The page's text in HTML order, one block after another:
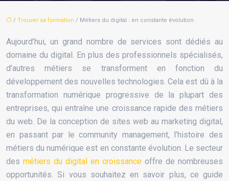
/ Trouver sa formation / Métiers du digital : en constante évolution
Aujourd’hui, un grand nombre de services sont dédiés au
domaine du digital. En plus des professionnels spécialisés,
d’autres métiers se transforment en fonction du
développement des nouvelles technologies. Cela est dû à la
transformation numérique progressive de la plupart des
entreprises, qui entraîne une croissance rapide des métiers
du web. De la conception de sites web au marketing digital,
en passant par le community management, l’histoire des
métiers du numérique est en constante évolution. Le secteur
des métiers du digital en croissance offre de nombreuses
opportunités. Si vous souhaitez en savoir plus, ce guide